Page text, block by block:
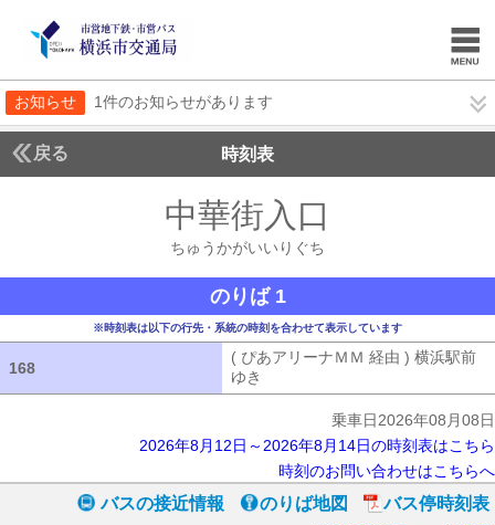
お知らせ 1件のお知らせがあります
戻る 時刻表
中華街入口
ちゅうかがいいりぐち
のりば 1
※時刻表は以下の行先・系統の時刻を合わせて表示しています
168
( ぴあアリーナＭＭ 経由 ) 横浜駅前
ゆき
乗車日2026年08月08日
2026年8月12日～2026年8月14日の時刻表はこちら
時刻のお問い合わせはこちらへ
バスの接近情報 のりば地図
バス停時刻表